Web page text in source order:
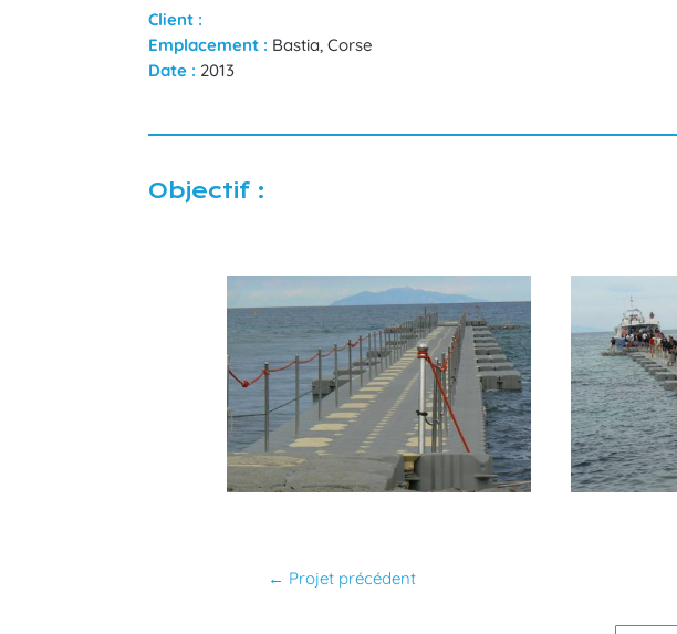
Client :
Emplacement : Bastia, Corse
Date : 2013
Objectif :
← Projet précédent